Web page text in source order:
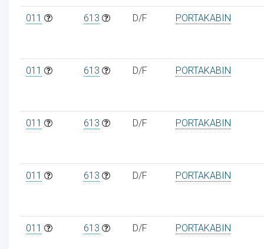
011 613 D/F PORTAKABIN
011 613 D/F PORTAKABIN
011 613 D/F PORTAKABIN
011 613 D/F PORTAKABIN
011 613 D/F PORTAKABIN